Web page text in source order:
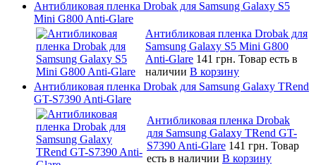
Антибликовая пленка Drobak для Samsung Galaxy S5
Mini G800 Anti-Glare
Антибликовая пленка Drobak для
Samsung Galaxy S5 Mini G800
Anti-Glare 141 грн. Товар есть в
наличии В корзину
Антибликовая пленка Drobak для Samsung Galaxy TRend
GT-S7390 Anti-Glare
Антибликовая пленка Drobak
для Samsung Galaxy TRend GT-
S7390 Anti-Glare 141 грн. Товар
есть в наличии В корзину